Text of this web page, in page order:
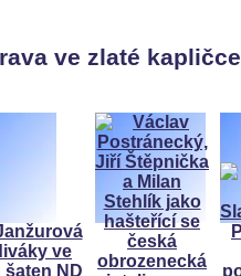
ve zlaté kapličce